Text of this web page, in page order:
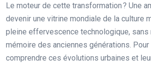
Le moteur de cette transformation ? Une
devenir une vitrine mondiale de la culture
pleine effervescence technologique, sans
mémoire des anciennes générations. Pour
comprendre ces évolutions urbaines et